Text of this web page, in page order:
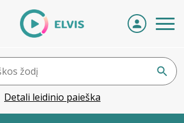
Detali leidinio paieška